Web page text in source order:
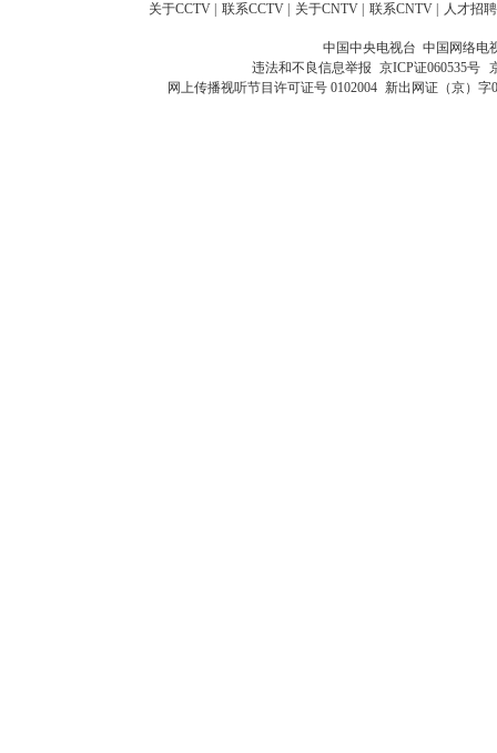
关于CCTV 联系CCTV 关于CNTV 联系CNTV 人才招聘
中国中央电视台 中国网络电
违法和不良信息举报 京ICP证060535号
网上传播视听节目许可证号 0102004 新出网证（京）